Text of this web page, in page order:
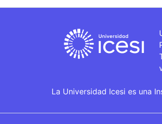
La Universidad Icesi es una